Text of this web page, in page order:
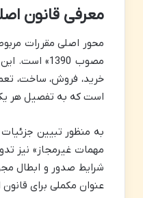
معرفی قانون
محور اصلی مقررات
مصوب 1390»
است که به تفصیل هر یک
به منظور تبیین جزئیات
مهمات غیرمجاز» نیز
شرایط صدور و ابطال
عنوان مکملی برای